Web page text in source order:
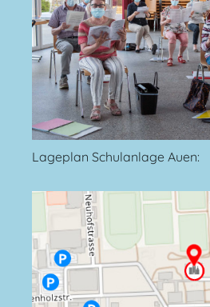
Lageplan Schulanlage Auen: